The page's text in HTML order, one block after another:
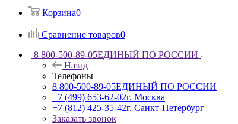
Корзина0
Сравнение товаров0
8 800-500-89-05ЕДИНЫЙ ПО РОССИИ
Назад
Телефоны
8 800-500-89-05ЕДИНЫЙ ПО РОССИИ
+7 (499) 653-62-02г. Москва
+7 (812) 425-35-42г. Санкт-Петербург
Заказать звонок